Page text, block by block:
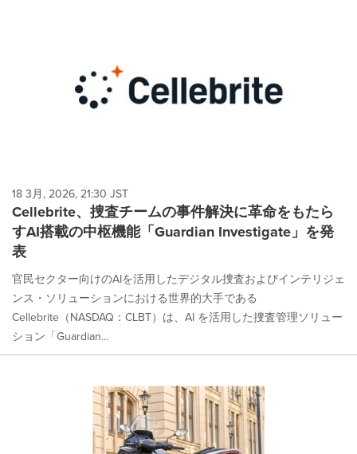
18 3月, 2026, 21:30 JST
Cellebrite、捜査チームの事件解決に革命をもたら
すAI搭載の中枢機能「Guardian Investigate」を発
表
官民セクター向けのAIを活用したデジタル捜査およびインテリジェ
ンス・ソリューションにおける世界的大手である
Cellebrite（NASDAQ：CLBT）は、AI を活用した捜査管理ソリュー
ション「Guardian...